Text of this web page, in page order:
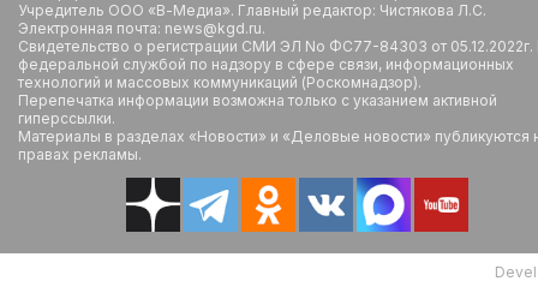
Учредитель ООО «В-Медиа». Главный редактор: Чистякова Л.С.
Электронная почта: news@kgd.ru.
Свидетельство о регистрации СМИ ЭЛ No ФС77-84303 от
федеральной службой по надзору в сфере связи, информационных
технологий и массовых коммуникаций (Роскомнадзор).
Перепечатка информации возможна только с указанием активной
гиперссылки.
Материалы в разделах «Новости» и «Деловые новости» публикуются
правах рекламы.